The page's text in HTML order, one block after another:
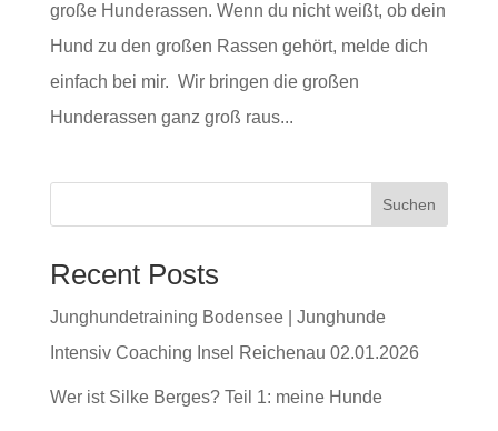
große Hunderassen. Wenn du nicht weißt, ob dein
Hund zu den großen Rassen gehört, melde dich
einfach bei mir. Wir bringen die großen
Hunderassen ganz groß raus...
Suchen
Recent Posts
Junghundetraining Bodensee | Junghunde
Intensiv Coaching Insel Reichenau 02.01.2026
Wer ist Silke Berges? Teil 1: meine Hunde